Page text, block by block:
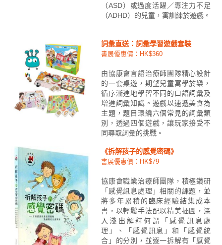
（ASD）或過度活躍／專注力不足
（ADHD）的兒童，寓訓練於遊戲。
詞彙直送：詞彙學習遊戲套裝
書展優惠價：HK$360
由協康會言語治療師團隊精心設計
的一套桌遊，期望兒童寓學於樂，
循序漸進地學習不同的口語詞彙及
增進詞彙知識。遊戲以速遞美食為
主題，題目環繞六個常見的詞彙類
別，透過四個遊戲，讓玩家接受不
同尋取詞彙的挑戰。
《拆解孩子的感覺密碼》
書展優惠價：HK$79
協康會職業治療師團隊，積極鑽研
「感覺訊息處理」相關的課題，並
將多年累積的臨床經驗結集成本
書，以輕鬆手法配以精美插圖，深
入淺出解釋何謂「感覺訊息處
理」、「感覺訊息」和「感覺統
合」的分別，並逐一拆解有「感覺